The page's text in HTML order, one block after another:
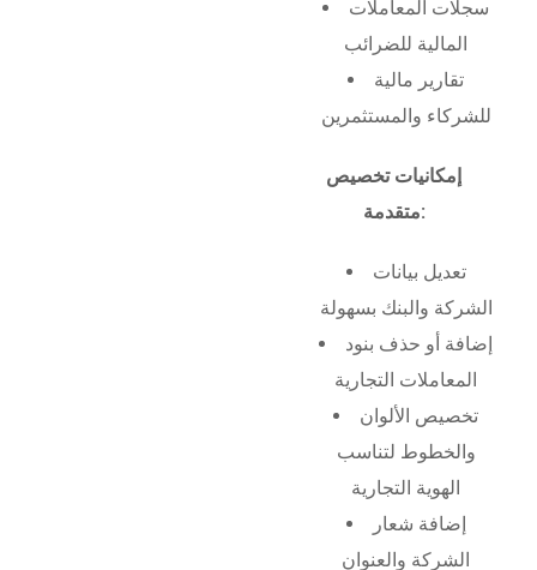
سجلات المعاملات
المالية للضرائب
تقارير مالية
للشركاء والمستثمرين
إمكانيات تخصيص
متقدمة:
تعديل بيانات
الشركة والبنك بسهولة
إضافة أو حذف بنود
المعاملات التجارية
تخصيص الألوان
والخطوط لتناسب
الهوية التجارية
إضافة شعار
الشركة والعنوان